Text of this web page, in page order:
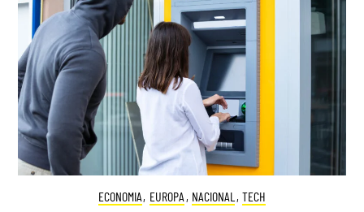
ECONOMIA, EUROPA , NACIONAL , TECH